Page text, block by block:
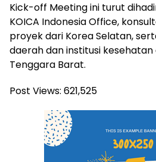
Kick-off Meeting ini turut
KOICA Indonesia Office,
proyek dari Korea Selatan,
daerah dan institusi kesehatan
Tenggara Barat.
Post Views: 621,525